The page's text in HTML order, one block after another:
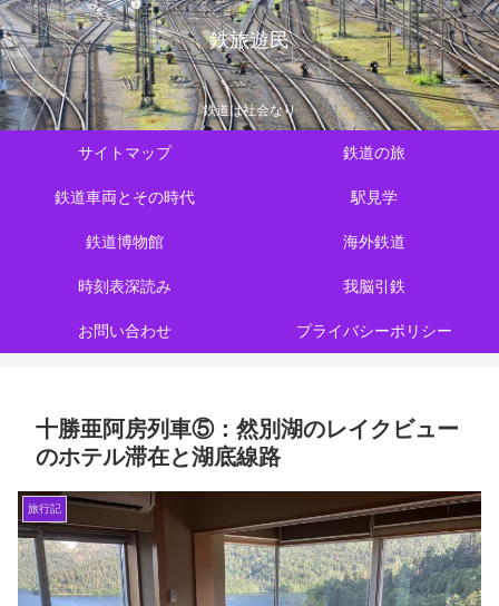
鉄旅遊民
鉄道は社会なり
サイトマップ 鉄道の旅
鉄道車両とその時代 駅見学
鉄道博物館 海外鉄道
時刻表深読み 我脳引鉄
お問い合わせ プライバシーポリシー
十勝亜阿房列車⑤：然別湖のレイクビュー
のホテル滞在と湖底線路
旅行記